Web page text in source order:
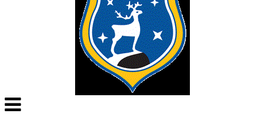
Veksle
navigasjon